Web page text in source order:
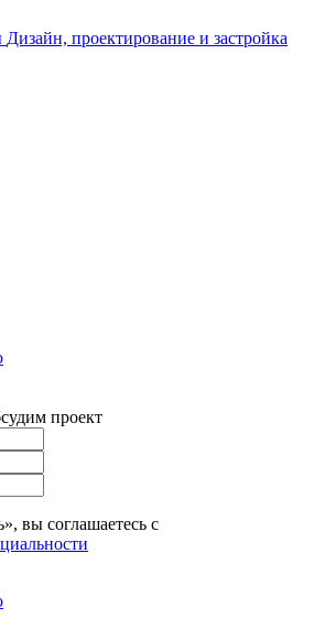
Дизайн, проектирование и застройка
проект
вы соглашаетесь с